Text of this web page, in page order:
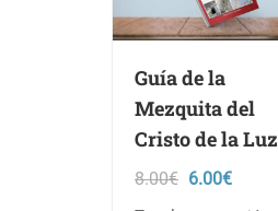
Guía de la
Mezquita del
Cristo de la Luz
8.00€ El
6.00€El
precio